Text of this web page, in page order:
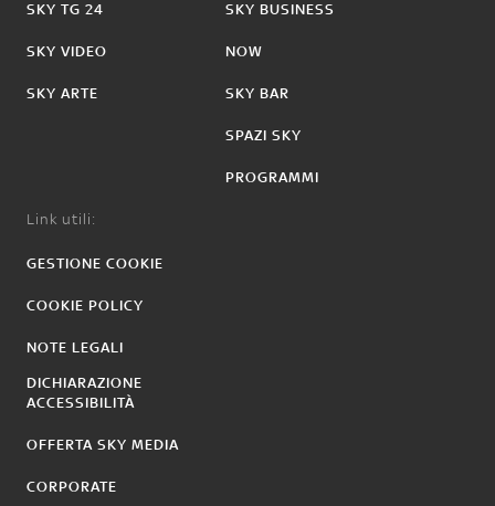
SKY TG 24
SKY VIDEO
SKY ARTE
SKY BUSINESS
NOW
SKY BAR
SPAZI SKY
PROGRAMMI
Link utili:
GESTIONE COOKIE
COOKIE POLICY
NOTE LEGALI
DICHIARAZIONE
ACCESSIBILITÀ
OFFERTA SKY MEDIA
CORPORATE